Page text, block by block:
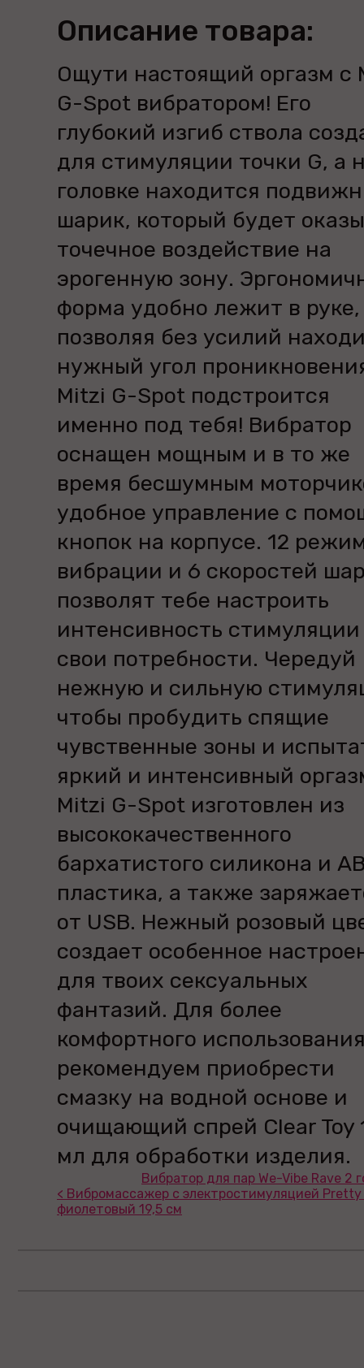
Описание товара:
Ощути настоящий оргазм с
G-Spot вибратором! Его
глубокий изгиб ствола
для стимуляции точки G, а
головке находится
шарик, который будет
точечное воздействие на
эрогенную зону.
форма удобно лежит в руке,
позволяя без усилий
нужный угол
Mitzi G-Spot подстроится
именно под тебя! Вибратор
оснащен мощным и в то же
время бесшумным
удобное управление с
кнопок на корпусе. 12
вибрации и 6 скоростей
позволят тебе настроить
интенсивность
свои потребности. Чередуй
нежную и сильную
чтобы пробудить спящие
чувственные зоны и
яркий и интенсивный
Mitzi G-Spot изготовлен из
высококачественного
бархатистого силикона и
пластика, а также
от USB. Нежный розовый
создает особенное
для твоих сексуальных
фантазий. Для более
комфортного
рекомендуем приобрести
смазку на водной основе и
очищающий спрей Clear Toy
мл для обработки изделия.
Вибратор для пар We-Vibe Rave 2
< Вибромассажер с электростимуляцией Pretty
фиолетовый 19,5 см